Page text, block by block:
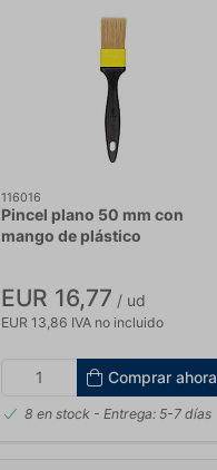
116016
Pincel plano 50 mm con
mango de plástico
EUR 16,77 / ud
EUR 13,86 IVA no incluido
Comprar ahora
8 en stock - Entrega: 5-7 días